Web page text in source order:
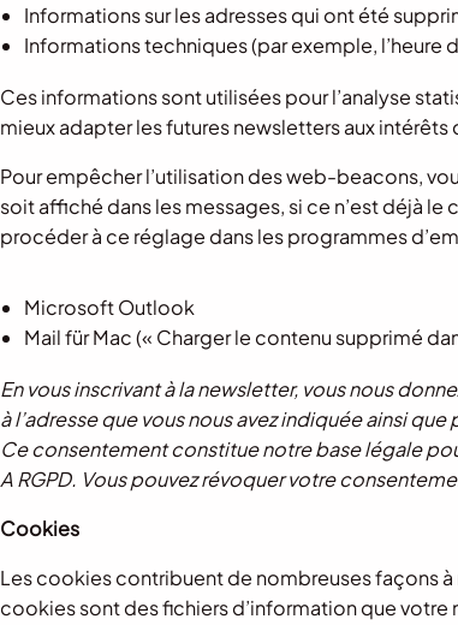
Informations sur les adresses qui ont été
Informations techniques (par exemple, l’heure
Ces informations sont utilisées pour l’analyse
mieux adapter les futures newsletters aux
Pour empêcher l’utilisation des web-beacons,
soit affiché dans les messages, si ce n’est déjà
procéder à ce réglage dans les programmes
Microsoft Outlook
Mail für Mac (« Charger le contenu supprimé
En vous inscrivant à la newsletter, vous nous
à l’adresse que vous nous avez indiquée ainsi
Ce consentement constitue notre base légale
A RGPD. Vous pouvez révoquer votre
Cookies
Les cookies contribuent de nombreuses façons
cookies sont des fichiers d’information que